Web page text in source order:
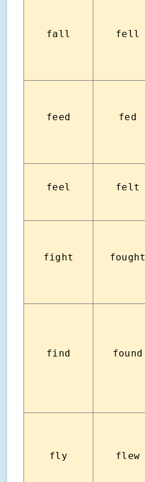
fall fell
feed fed
feel felt
fight fought
find found
fly flew